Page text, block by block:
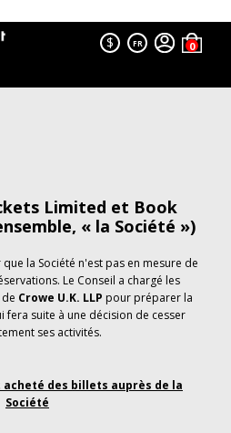
$ FR
Limited et Book
« la Société »)
la Société n'est pas en mesure de
Le Conseil a chargé les
Crowe U.K. LLP pour préparer la
fera suite à une décision de cesser
ses activités.
des billets auprès de la
Société